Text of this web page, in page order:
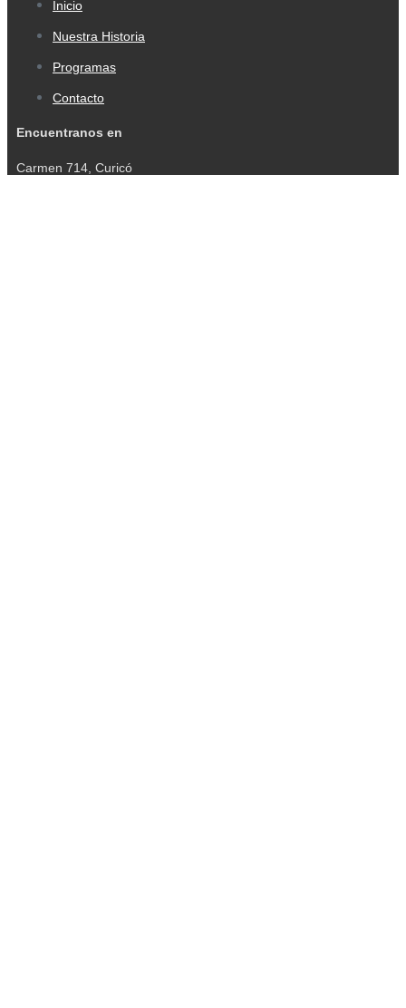
Inicio
Nuestra Historia
Programas
Contacto
Encuentranos en
Carmen 714, Curicó